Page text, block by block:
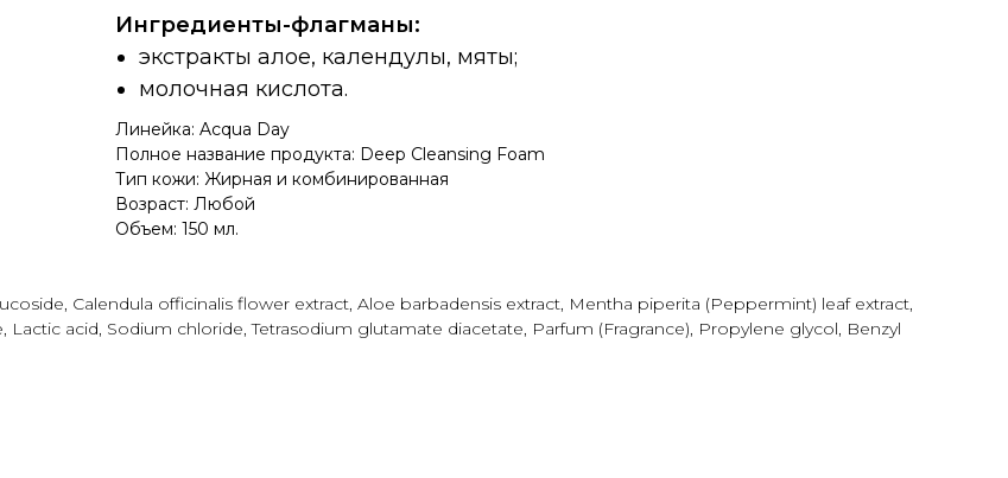
Ингредиенты-флагманы:
экстракты алое, календулы, мяты;
молочная кислота.
Линейка: Acqua Day
Полное название продукта: Deep Cleansing Foam
Тип кожи: Жирная и комбинированная
Возраст: Любой
Объем: 150 мл.
Calendula officinalis flower extract, Aloe barbadensis extract, Mentha piperita (Peppermint) leaf extract,
acid, Sodium chloride, Tetrasodium glutamate diacetate, Parfum (Fragrance), Propylene glycol, Benzyl